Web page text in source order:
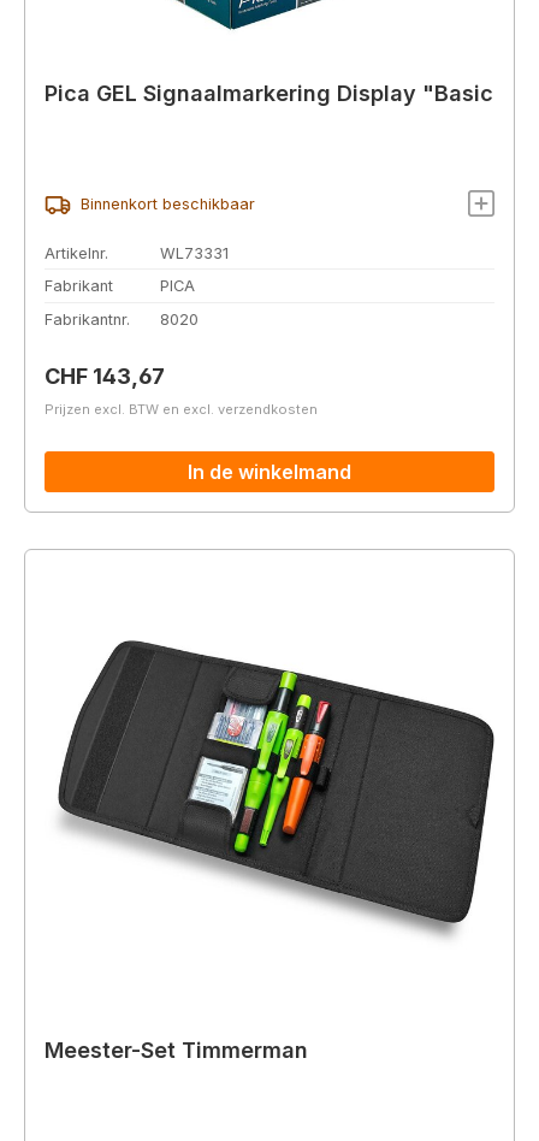
Pica GEL Signaalmarkering Display "Basic
Binnenkort beschikbaar
Artikelnr.
WL73331
Fabrikant
PICA
Fabrikantnr.
8020
Normale prijs:
CHF 143,67
Prijzen excl. BTW en excl. verzendkosten
In de winkelmand
Meester-Set Timmerman